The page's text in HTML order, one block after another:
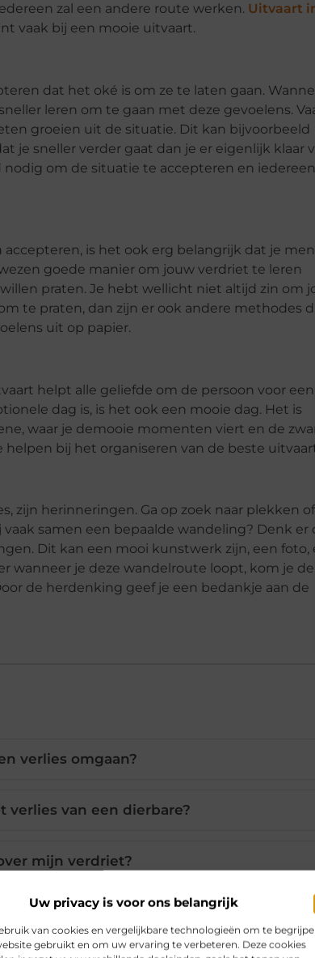
Uw privacy is voor ons belangrijk
van cookies en vergelijkbare technologieën om te
gebruikt en om uw ervaring te verbeteren. Deze cookies
zal een andere route werken. Uitvaart
vaak bij een mooie uitvaart.
dat het oké is om ze te laten gaan.
leren om te gaan met deze gevoelens.
groeien uit de situatie. Dit kan bijvoorbeeld
je sneller verder gaat dan je er eigenlijk klaar
om de situatie te accepteren en iedereen
is het ook erg belangrijk dat je
goede manier om jouw verdriet te leren
praten. Je hebt wellicht niet altijd zin om
te praten, dan zijn er ook andere methodes
uit op papier.
helpt alle geliefde om de persoon voor een
dag is, is het ook een mooie dag. Het is
waar je demooie momenten viert en de
bij het organiseren van de beste
zijn herinneringen. Ga op zoek naar plekken of
samen een bepaalde wandeling? Denk er
Dit kan een mooi kunstwerk zijn, een foto,
wanneer je deze wandelroute loopt, kom je de
de herdenking geef je een bedankje aan de
verlies omgaan?
verlies van een dierbare?
mijn verdriet?
bij het rouwproces?